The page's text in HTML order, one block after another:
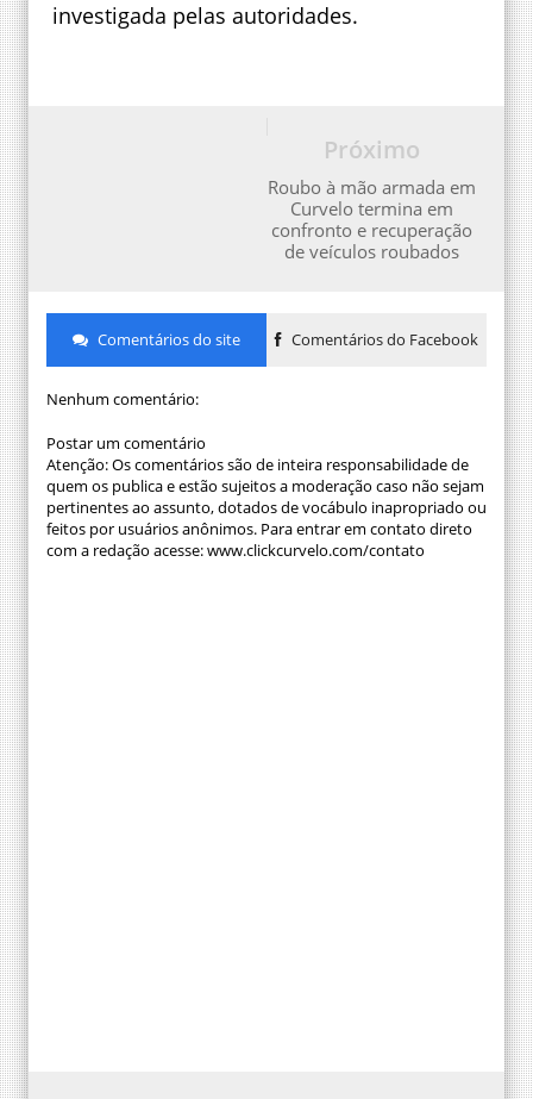
investigada pelas autoridades.
Próximo
Roubo à mão armada em
Curvelo termina em
confronto e recuperação
de veículos roubados
Comentários do site Comentários do Facebook
Nenhum comentário:
Postar um comentário
Atenção: Os comentários são de inteira responsabilidade de
quem os publica e estão sujeitos a moderação caso não sejam
pertinentes ao assunto, dotados de vocábulo inapropriado ou
feitos por usuários anônimos. Para entrar em contato direto
com a redação acesse: www.clickcurvelo.com/contato